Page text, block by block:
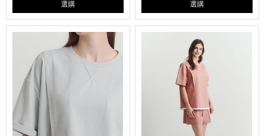
選購 選購